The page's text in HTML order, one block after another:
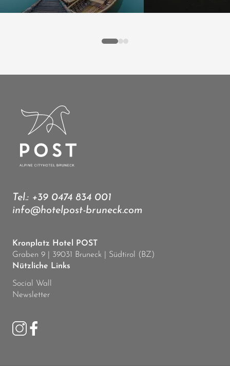
Tel.: +39 0474 834 001
info@hotelpost-bruneck.com
Kronplatz Hotel POST
Graben 9 | 39031 Bruneck | Südtirol (BZ)
Nützliche Links
Social Wall
Newsletter